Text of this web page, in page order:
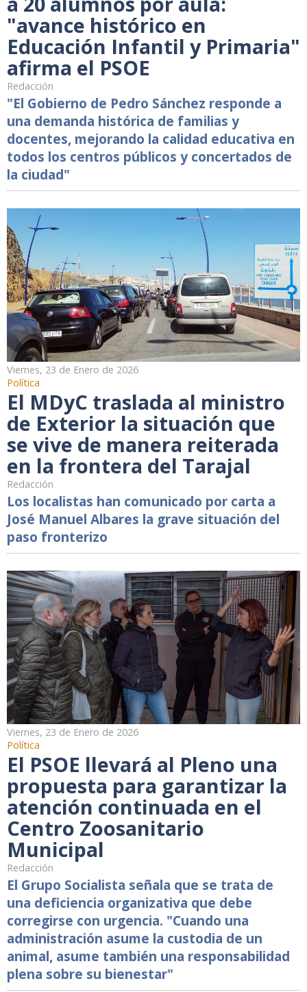
"avance histórico en
Educación Infantil y Primaria"
afirma el PSOE
Redacción
"El Gobierno de Pedro Sánchez responde a
una demanda histórica de familias y
docentes, mejorando la calidad educativa en
todos los centros públicos y concertados de
la ciudad"
Viernes, 23 de Enero de 2026
Política
El MDyC traslada al ministro
de Exterior la situación que
se vive de manera reiterada
en la frontera del Tarajal
Redacción
Los localistas han comunicado por carta a
José Manuel Albares la grave situación del
paso fronterizo
Viernes, 23 de Enero de 2026
Política
El PSOE llevará al Pleno una
propuesta para garantizar la
atención continuada en el
Centro Zoosanitario
Municipal
Redacción
El Grupo Socialista señala que se trata de
una deficiencia organizativa que debe
corregirse con urgencia. "Cuando una
administración asume la custodia de un
animal, asume también una responsabilidad
plena sobre su bienestar"